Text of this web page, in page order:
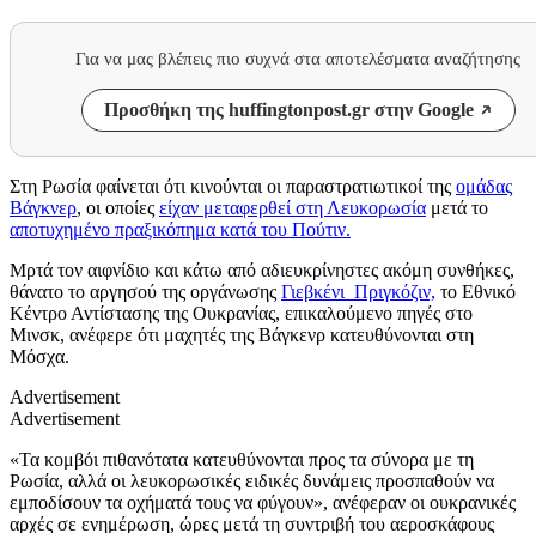
Για να μας βλέπεις πιο συχνά στα αποτελέσματα αναζήτησης
Προσθήκη της huffingtonpost.gr στην Google
Στη Ρωσία φαίνεται ότι κινούνται οι παραστρατιωτικοί της ομάδας
Βάγκνερ, οι οποίες είχαν μεταφερθεί στη Λευκορωσία μετά το
αποτυχημένο πραξικόπημα κατά του Πούτιν.
Μρτά τον αιφνίδιο και κάτω από αδιευκρίνηστες ακόμη συνθήκες,
θάνατο το αργησού της οργάνωσης Γιεβκένι Πριγκόζιν, το Εθνικό
Κέντρο Αντίστασης της Ουκρανίας, επικαλούμενο πηγές στο
Μινσκ, ανέφερε ότι μαχητές της Βάγκενρ κατευθύνονται στη
Μόσχα.
Advertisement
Advertisement
«Τα κομβόι πιθανότατα κατευθύνονται προς τα σύνορα με τη
Ρωσία, αλλά οι λευκορωσικές ειδικές δυνάμεις προσπαθούν να
εμποδίσουν τα οχήματά τους να φύγουν», ανέφεραν οι ουκρανικές
αρχές σε ενημέρωση, ώρες μετά τη συντριβή του αεροσκάφους